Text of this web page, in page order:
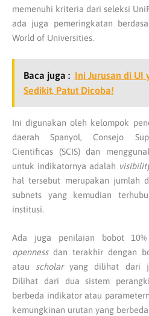
memenuhi kriteria dari seleksi
ada juga pemeringkatan
World of Universities.
Baca juga : Ini Jurusan di UI
Sedikit, Patut Dicoba!
Ini digunakan oleh kelompok
daerah Spanyol, Consejo
Cientificas (SCIS) dan
untuk indikatornya adalah
hal tersebut merupakan jumlah
subnets yang kemudian
institusi.
Ada juga penilaian bobot
opennessdan terakhir dengan
atau scholaryang dilihat dari
Dilihat dari dua sistem
berbeda indikator atau
kemungkinan urutan yang